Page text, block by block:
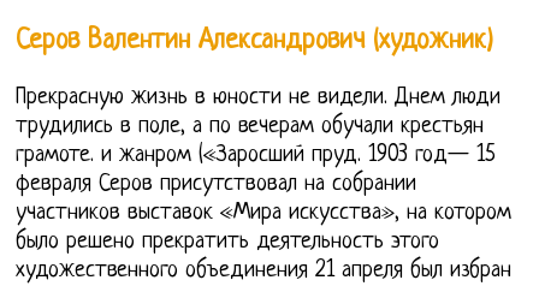
Серов Валентин Александрович (художник)
Прекрасную жизнь в юности не видели. Днем люди
трудились в поле, а по вечерам обучали крестьян
грамоте. и жанром («Заросший пруд. 1903 год— 15
февраля Серов присутствовал на собрании
участников выставок «Мира искусства», на котором
было решено прекратить деятельность этого
художественного объединения 21 апреля был избран